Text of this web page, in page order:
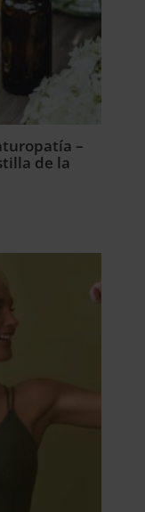
–
de la